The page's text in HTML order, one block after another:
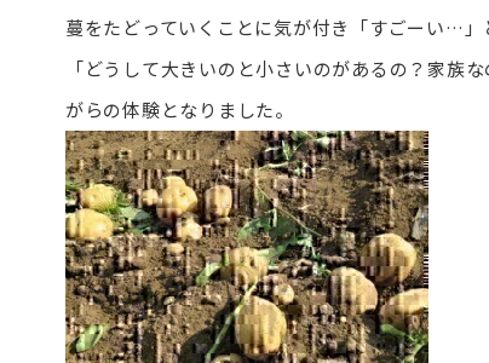
蔓をたどっていくことに気が付き「すごーい…」
「どうして大きいのと小さいのがあるの？家族
がらの体験となりました。